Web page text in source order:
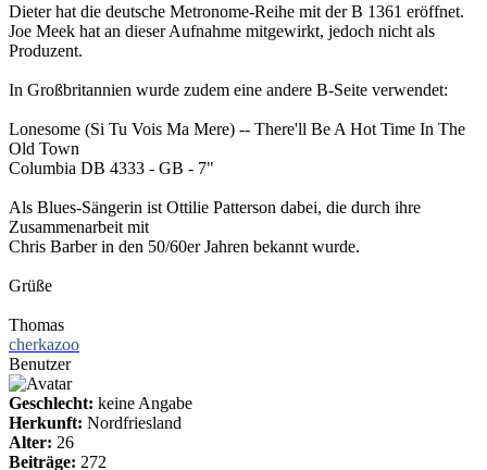
Dieter hat die deutsche Metronome-Reihe mit der B 1361 eröffnet.
Joe Meek hat an dieser Aufnahme mitgewirkt, jedoch nicht als
Produzent.
In Großbritannien wurde zudem eine andere B-Seite verwendet:
Lonesome (Si Tu Vois Ma Mere) -- There'll Be A Hot Time In The
Old Town
Columbia DB 4333 - GB - 7"
Als Blues-Sängerin ist Ottilie Patterson dabei, die durch ihre
Zusammenarbeit mit
Chris Barber in den 50/60er Jahren bekannt wurde.
Grüße
Thomas
cherkazoo
Benutzer
Geschlecht: keine Angabe
Herkunft: Nordfriesland
Alter: 26
Beiträge: 272